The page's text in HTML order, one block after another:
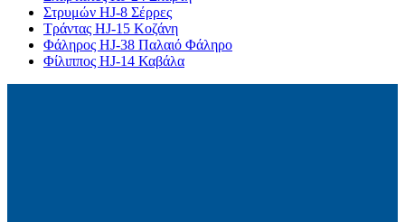
Στρυμών HJ-8 Σέρρες
Τράντας HJ-15 Κοζάνη
Φάληρος HJ-38 Παλαιό Φάληρο
Φίλιππος HJ-14 Καβάλα